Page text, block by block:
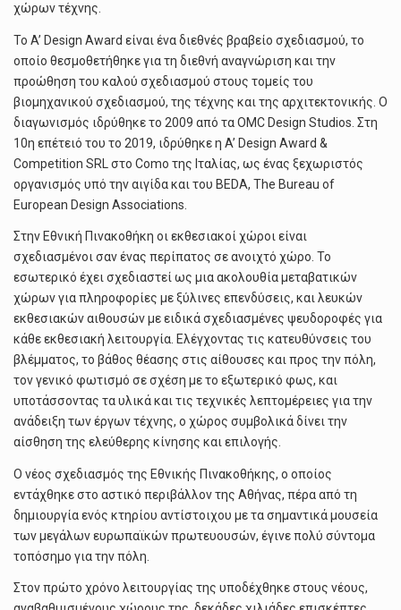
χώρων τέχνης.
Το A’ Design Award είναι ένα διεθνές βραβείο σχεδιασμού, το
οποίο θεσμοθετήθηκε για τη διεθνή αναγνώριση και την
προώθηση του καλού σχεδιασμού στους τομείς του
βιομηχανικού σχεδιασμού, της τέχνης και της αρχιτεκτονικής. Ο
διαγωνισμός ιδρύθηκε το 2009 από τα OMC Design Studios. Στη
10η επέτειό του το 2019, ιδρύθηκε η A’ Design Award &
Competition SRL στο Como της Ιταλίας, ως ένας ξεχωριστός
οργανισμός υπό την αιγίδα και του BEDA, The Bureau of
European Design Associations.
Στην Εθνική Πινακοθήκη οι εκθεσιακοί χώροι είναι
σχεδιασμένοι σαν ένας περίπατος σε ανοιχτό χώρο. Το
εσωτερικό έχει σχεδιαστεί ως μια ακολουθία μεταβατικών
χώρων για πληροφορίες με ξύλινες επενδύσεις, και λευκών
εκθεσιακών αιθουσών με ειδικά σχεδιασμένες ψευδοροφές για
κάθε εκθεσιακή λειτουργία. Ελέγχοντας τις κατευθύνσεις του
βλέμματος, το βάθος θέασης στις αίθουσες και προς την πόλη,
τον γενικό φωτισμό σε σχέση με το εξωτερικό φως, και
υποτάσσοντας τα υλικά και τις τεχνικές λεπτομέρειες για την
ανάδειξη των έργων τέχνης, ο χώρος συμβολικά δίνει την
αίσθηση της ελεύθερης κίνησης και επιλογής.
Ο νέος σχεδιασμός της Εθνικής Πινακοθήκης, ο οποίος
εντάχθηκε στο αστικό περιβάλλον της Αθήνας, πέρα από τη
δημιουργία ενός κτηρίου αντίστοιχου με τα σημαντικά μουσεία
των μεγάλων ευρωπαϊκών πρωτευουσών, έγινε πολύ σύντομα
τοπόσημο για την πόλη.
Στον πρώτο χρόνο λειτουργίας της υποδέχθηκε στους νέους,